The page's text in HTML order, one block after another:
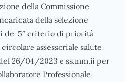
della Commissione
della selezione
del 5° criterio di priorità
assessoriale salute
26/04/2023 e ss.mm.ii per
Professionale